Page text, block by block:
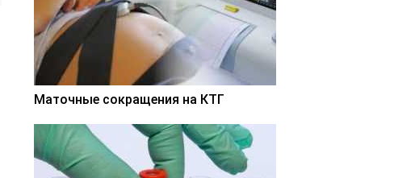
Маточные сокращения на КТГ